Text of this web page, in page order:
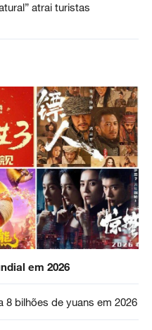
atrai turistas
em 2026
8 bilhões de yuans em 2026